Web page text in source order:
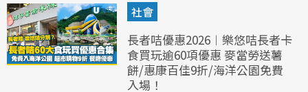
社會
長者咭優惠2026︱樂悠咭長者卡
食買玩逾60項優惠 麥當勞送薯
餅/惠康百佳9折/海洋公園免費
入場！